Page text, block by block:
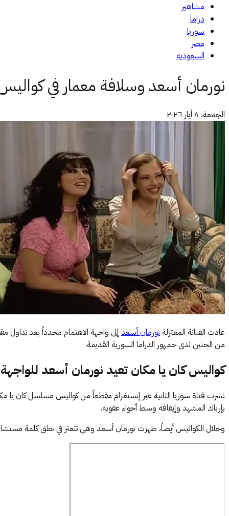
مشاهير
دراما
سوريا
مصر
السعودية
نورمان أسعد وسلافة معمار في
الجمعة، ٨ أيار ٢٠٢٦
عادت الفنانة المعتزلة نورمان أسعد إلى واجهة الاهتمام مجدداً بعد تداول
من الحنين لدى جمهور الدراما السورية القديمة.
كواليس كان يا مكان تعيد نورمان أسعد للواجهة
نشرت قناة سوريا الثانية عبر إنستغرام مقطعاً من كواليس مسلسل كان
بإرباك المشهد وإيقافه وسط أجواء عفوية.
وخلال الكواليس أيضاً، ظهرت نورمان أسعد وهي تتعثر في نطق كلمة